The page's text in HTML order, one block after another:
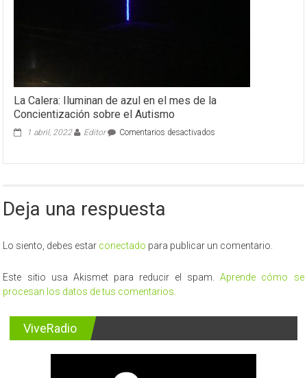
La Calera: Iluminan de azul en el mes de la
Concientización sobre el Autismo
1 abril, 2022 Editor Comentarios desactivados
de
sobre
Deja una respuesta
Lo siento, debes estar conectado para publicar un comentario.
Este sitio usa Akismet para reducir el spam.Aprende cómo se
procesan los datos de tus comentarios.
ViveRadio